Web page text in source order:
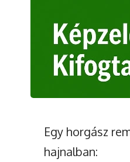
Egy horgász
hajnalban: